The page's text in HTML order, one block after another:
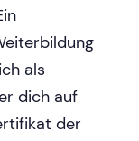
als
dich auf
der